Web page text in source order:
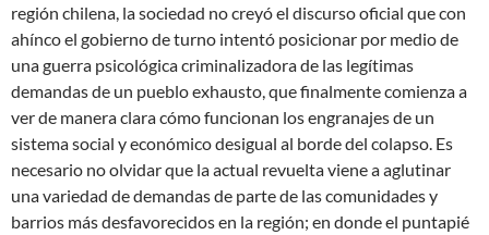
región chilena, la sociedad no creyó el discurso oficial que con
ahínco el gobierno de turno intentó posicionar por medio de
una guerra psicológica criminalizadora de las legítimas
demandas de un pueblo exhausto, que finalmente comienza a
ver de manera clara cómo funcionan los engranajes de un
sistema social y económico desigual al borde del colapso. Es
necesario no olvidar que la actual revuelta viene a aglutinar
una variedad de demandas de parte de las comunidades y
barrios más desfavorecidos en la región; en donde el puntapié